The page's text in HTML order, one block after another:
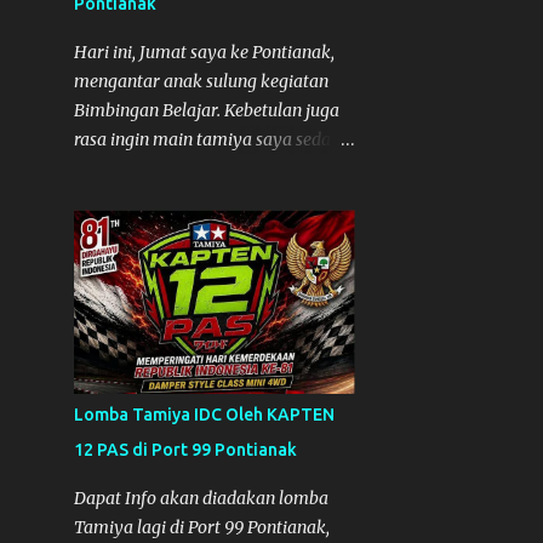
Agustus
Juni
2
Maret
7
Februari
2
Januari
2
2021
26
Desember
3
November
Oktober
September
pulang ke Mempawah saya
sempatkan lagi kesini. Saya belanja
beberapa part disini. Untuk Lokasi
Tempat:
Hari ini, Jumat saya ke Pontianak,
mengantar anak sulung kegiatan
Bimbingan Belajar. Kebetulan juga
rasa ingin main tamiya saya sedang
Mempawah . Daripada bengong dan
sambil nunggu anak pulang, saya
pikir enak kali ya main Tamiya di
Pontianak. Muzkha di Lokasi Agus
Tamiya
Lomba Tamiya IDC Oleh KAPTEN
12 PAS di Port 99 Pontianak
Dapat Info akan diadakan lomba
Tamiya lagi di Port 99 Pontianak,